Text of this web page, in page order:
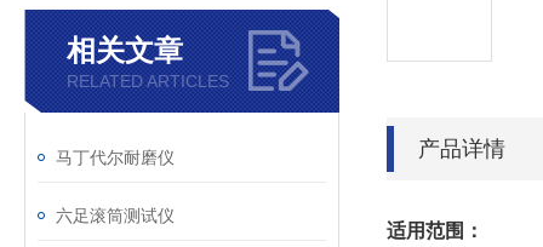
相关文章
RELATED ARTICLES
马丁代尔耐磨仪
六足滚筒测试仪
产品详情
适用范围：